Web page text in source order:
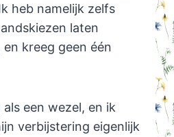
heb namelijk zelfs
laten
en kreeg geen één
een wezel, en ik
verbijstering eigenlijk